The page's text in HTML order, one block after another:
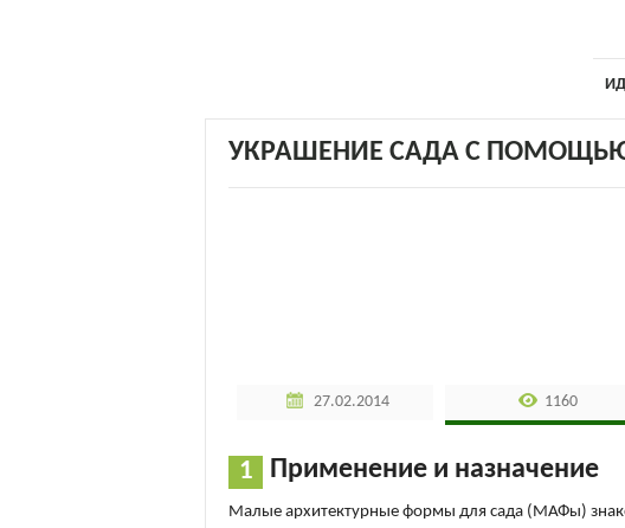
УКРАШЕНИЕ САДА С
27.02.2014 1160
Применение и назначение
Малые архитектурные формы для сада (МАФы)